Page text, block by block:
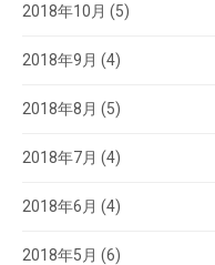
2018年10月 (5)
2018年9月 (4)
2018年8月 (5)
2018年7月 (4)
2018年6月 (4)
2018年5月 (6)